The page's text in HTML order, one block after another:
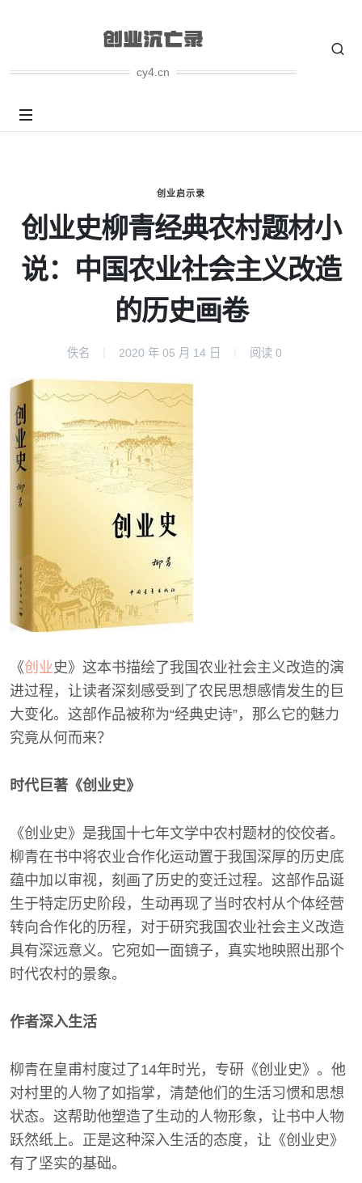
cy4.cn
创业启示录
创业史柳青经典农村题材小
说：中国农业社会主义改造
的历史画卷
佚名 2020 年 05 月 14 日 阅读 0
《创业史》这本书描绘了我国农业社会主义改造的演
进过程，让读者深刻感受到了农民思想感情发生的巨
大变化。这部作品被称为“经典史诗”，那么它的魅力
究竟从何而来？
时代巨著《创业史》
《创业史》是我国十七年文学中农村题材的佼佼者。
柳青在书中将农业合作化运动置于我国深厚的历史底
蕴中加以审视，刻画了历史的变迁过程。这部作品诞
生于特定历史阶段，生动再现了当时农村从个体经营
转向合作化的历程，对于研究我国农业社会主义改造
具有深远意义。它宛如一面镜子，真实地映照出那个
时代农村的景象。
作者深入生活
柳青在皇甫村度过了14年时光，专研《创业史》。他
对村里的人物了如指掌，清楚他们的生活习惯和思想
状态。这帮助他塑造了生动的人物形象，让书中人物
跃然纸上。正是这种深入生活的态度，让《创业史》
有了坚实的基础。